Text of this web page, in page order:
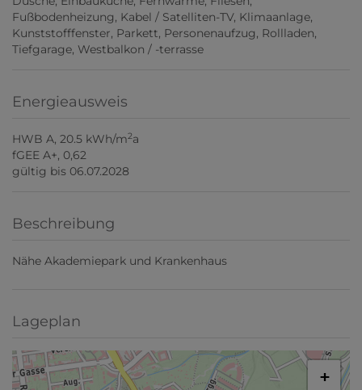
Fußbodenheizung Kabel / Satelliten-TV Klimaanlage
Kunststofffenster Parkett Personenaufzug Rollladen
Tiefgarage Westbalkon / -terrasse
Energieausweis
HWB A, 20.5 kWh/m2a
fGEE A+, 0,62
gültig bis 06.07.2028
Beschreibung
Nähe Akademiepark und Krankenhaus
Lageplan
+